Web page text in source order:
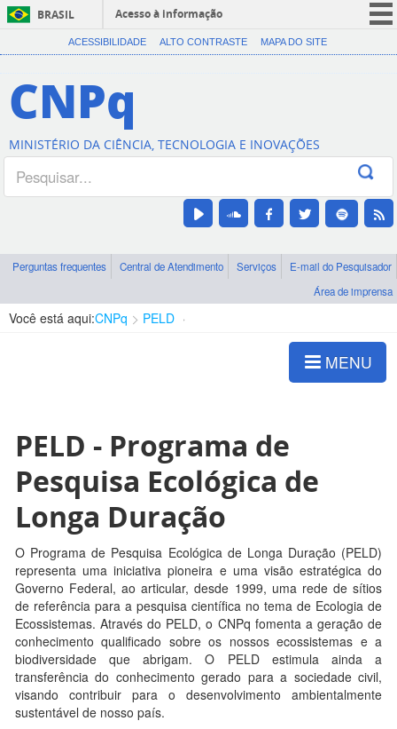
BRASIL
Acesso à informação
CORONAVÍRUS (COVID-19)
Canais
ACESSIBILIDADE ALTO CONTRASTE MAPA DO SITE
CNPq
MINISTÉRIO DA CIÊNCIA, TECNOLOGIA E INOVAÇÕES
Perguntas frequentes Central de Atendimento Serviços
E-mail do Pesquisador
Área de imprensa
Você está aqui:CNPq PELD
MENU
PELD - Programa de
Pesquisa Ecológica de
Longa Duração
O Programa de Pesquisa Ecológica de Longa Duração (PELD)
representa uma iniciativa pioneira e uma visão estratégica do
Governo Federal, ao articular, desde 1999, uma rede de sítios
de referência para a pesquisa científica no tema de Ecologia de
Ecossistemas. Através do PELD, o CNPq fomenta a geração de
conhecimento qualificado sobre os nossos ecossistemas e a
biodiversidade que abrigam. O PELD estimula ainda a
transferência do conhecimento gerado para a sociedade civil,
visando contribuir para o desenvolvimento ambientalmente
sustentável de nosso país.